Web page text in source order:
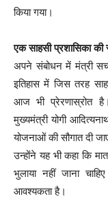
किया गया।
एक साहसी प्रशासिका की
अपने संबोधन में मंत्री
इतिहास में जिस तरह
आज भी प्रेरणास्रोत
मुख्यमंत्री योगी
योजनाओं की सौगात दी
उन्होंने यह भी कहा कि
भुलाया नहीं जाना
आवश्यकता है।